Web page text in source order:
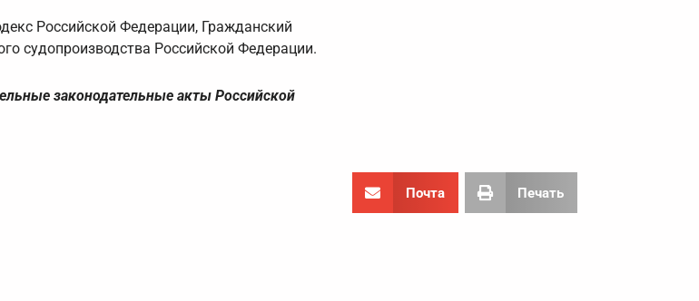
Российской Федерации, Гражданский
судопроизводства Российской Федерации.
законодательные акты Российской
Почта Печать